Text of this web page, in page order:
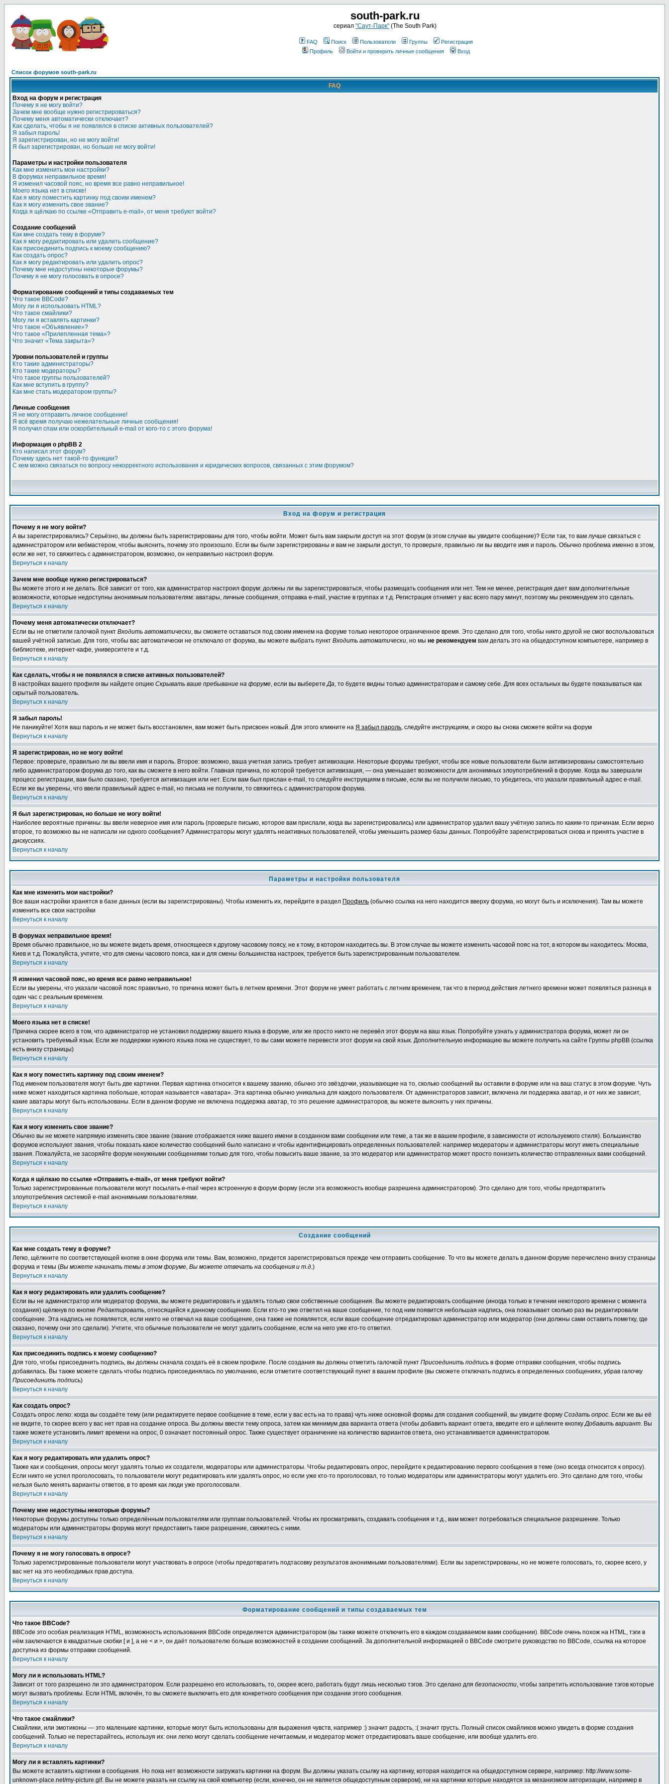
south-park.ru
сериал "Саут-Парк" (The South Park)
FAQ Поиск Пользователи Группы
Регистрация
Профиль
Войти и проверить личные сообщения Вход
Список форумов south-park.ru
FAQ
Вход на форум и регистрация
Почему я не могу войти?
Зачем мне вообще нужно регистрироваться?
Почему меня автоматически отключает?
Как сделать, чтобы я не появлялся в списке активных пользователей?
Я забыл пароль!
Я зарегистрирован, но не могу войти!
Я был зарегистрирован, но больше не могу войти!
Параметры и настройки пользователя
Как мне изменить мои настройки?
В форумах неправильное время!
Я изменил часовой пояс, но время все равно неправильное!
Моего языка нет в списке!
Как я могу поместить картинку под своим именем?
Как я могу изменить свое звание?
Когда я щёлкаю по ссылке «Отправить e-mail», от меня требуют войти?
Создание сообщений
Как мне создать тему в форуме?
Как я могу редактировать или удалить сообщение?
Как присоединить подпись к моему сообщению?
Как создать опрос?
Как я могу редактировать или удалить опрос?
Почему мне недоступны некоторые форумы?
Почему я не могу голосовать в опросе?
Форматирование сообщений и типы создаваемых тем
Что такое BBCode?
Могу ли я использовать HTML?
Что такое смайлики?
Могу ли я вставлять картинки?
Что такое «Объявление»?
Что такое «Прилепленная тема»?
Что значит «Тема закрыта»?
Уровни пользователей и группы
Кто такие администраторы?
Кто такие модераторы?
Что такое группы пользователей?
Как мне вступить в группу?
Как мне стать модератором группы?
Личные сообщения
Я не могу отправить личное сообщение!
Я всё время получаю нежелательные личные сообщения!
Я получил спам или оскорбительный e-mail от кого-то с этого форума!
Информация о phpBB 2
Кто написал этот форум?
Почему здесь нет такой-то функции?
С кем можно связаться по вопросу некорректного использования и юридических вопросов, связанных с этим форумом?
Вход на форум и регистрация
Почему я не могу войти?
А вы зарегистрировались? Серьёзно, вы должны быть зарегистрированы для того, чтобы войти. Может быть вам закрыли доступ на этот форум (в этом случае вы увидите сообщение)? Если так, то вам лучше связаться с
администратором или вебмастером, чтобы выяснить, почему это произошло. Если вы были зарегистрированы и вам не закрыли доступ, то проверьте, правильно ли вы вводите имя и пароль. Обычно проблема именно в этом,
если же нет, то свяжитесь с администратором, возможно, он неправильно настроил форум.
Вернуться к началу
Зачем мне вообще нужно регистрироваться?
Вы можете этого и не делать. Всё зависит от того, как администратор настроил форум: должны ли вы зарегистрироваться, чтобы размещать сообщения или нет. Тем не менее, регистрация дает вам дополнительные
возможности, которые недоступны анонимным пользователям: аватары, личные сообщения, отправка e-mail, участие в группах и т.д. Регистрация отнимет у вас всего пару минут, поэтому мы рекомендуем это сделать.
Вернуться к началу
Почему меня автоматически отключает?
Если вы не отметили галочкой пункт Входить автоматически, вы сможете оставаться под своим именем на форуме только некоторое ограниченное время. Это сделано для того, чтобы никто другой не смог воспользоваться
вашей учётной записью. Для того, чтобы вас автоматически не отключало от форума, вы можете выбрать пункт Входить автоматически, но мы не рекомендуем вам делать это на общедоступном компьютере, например в
библиотеке, интернет-кафе, университете и т.д.
Вернуться к началу
Как сделать, чтобы я не появлялся в списке активных пользователей?
В настройках вашего профиля вы найдете опцию Скрывать ваше пребывание на форуме, если вы выберетеДа, то будете видны только администраторам и самому себе. Для всех остальных вы будете показываться как
скрытый пользователь.
Вернуться к началу
Я забыл пароль!
Не паникуйте! Хотя ваш пароль и не может быть восстановлен, вам может быть присвоен новый. Для этого кликните на Я забыл пароль, следуйте инструкциям, и скоро вы снова сможете войти на форум
Вернуться к началу
Я зарегистрирован, но не могу войти!
Первое: проверьте, правильно ли вы ввели имя и пароль. Второе: возможно, ваша учетная запись требует активизации. Некоторые форумы требуют, чтобы все новые пользователи были активизированы самостоятельно
либо администратором форума до того, как вы сможете в него войти. Главная причина, по которой требуется активизация, — она уменьшает возможности для анонимных злоупотреблений в форуме. Когда вы завершали
процесс регистрации, вам было сказано, требуется активизация или нет. Если вам был прислан e-mail, то следуйте инструкциям в письме, если вы не получили письмо, то убедитесь, что указали правильный адрес e-mail.
Если же вы уверены, что ввели правильный адрес e-mail, но письма не получили, то свяжитесь с администратором форума.
Вернуться к началу
Я был зарегистрирован, но больше не могу войти!
Наиболее вероятные причины: вы ввели неверное имя или пароль (проверьте письмо, которое вам прислали, когда вы зарегистрировались) или администратор удалил вашу учётную запись по каким-то причинам. Если верно
второе, то возможно вы не написали ни одного сообщения? Администраторы могут удалять неактивных пользователей, чтобы уменьшить размер базы данных. Попробуйте зарегистрироваться снова и принять участие в
дискуссиях.
Вернуться к началу
Параметры и настройки пользователя
Как мне изменить мои настройки?
Все ваши настройки хранятся в базе данных (если вы зарегистрированы). Чтобы изменить их, перейдите в раздел Профиль (обычно ссылка на него находится вверху форума, но могут быть и исключения). Там вы можете
изменить все свои настройки
Вернуться к началу
В форумах неправильное время!
Время обычно правильное, но вы можете видеть время, относящееся к другому часовому поясу, не к тому, в котором находитесь вы. В этом случае вы можете изменить часовой пояс на тот, в котором вы находитесь: Москва,
Киев и т.д. Пожалуйста, учтите, что для смены часового пояса, как и для смены большинства настроек, требуется быть зарегистрированным пользователем.
Вернуться к началу
Я изменил часовой пояс, но время все равно неправильное!
Если вы уверены, что указали часовой пояс правильно, то причина может быть в летнем времени. Этот форум не умеет работать с летним временем, так что в период действия летнего времени может появляться разница в
один час с реальным временем.
Вернуться к началу
Моего языка нет в списке!
Причина скорее всего в том, что администратор не установил поддержку вашего языка в форуме, или же просто никто не перевёл этот форум на ваш язык. Попробуйте узнать у администратора форума, может ли он
установить требуемый язык. Если же поддержки нужного языка пока не существует, то вы сами можете перевести этот форум на свой язык. Дополнительную информацию вы можете получить на сайте Группы phpBB (ссылка
есть внизу страницы)
Вернуться к началу
Как я могу поместить картинку под своим именем?
Под именем пользователя могут быть две картинки. Первая картинка относится к вашему званию, обычно это звёздочки, указывающие на то, сколько сообщений вы оставили в форуме или на ваш статус в этом форуме. Чуть
ниже может находиться картинка побольше, которая называется «аватара». Эта картинка обычно уникальна для каждого пользователя. От администраторов зависит, включена ли поддержка аватар, и от них же зависит,
какие аватары могут быть использованы. Если в данном форуме не включена поддержка аватар, то это решение администраторов, вы можете выяснить у них причины.
Вернуться к началу
Как я могу изменить свое звание?
Обычно вы не можете напрямую изменить свое звание (звание отображается ниже вашего имени в созданном вами сообщении или теме, а так же в вашем профиле, в зависимости от используемого стиля). Большинство
форумов используют звания, чтобы показать какое количество сообщений было написано и чтобы идентифицировать определенных пользователей: например модераторы и администраторы могут иметь специальные
звания. Пожалуйста, не засоряйте форум ненужными сообщениями только для того, чтобы повысить ваше звание, за это модератор или администратор может просто понизить количество отправленных вами сообщений.
Вернуться к началу
Когда я щёлкаю по ссылке «Отправить e-mail», от меня требуют войти?
Только зарегистрированные пользователи могут посылать e-mail через встроенную в форум форму (если эта возможность вообще разрешена администратором). Это сделано для того, чтобы предотвратить
злоупотребления системой e-mail анонимными пользователями.
Вернуться к началу
Создание сообщений
Как мне создать тему в форуме?
Легко, щёлкните по соответствующей кнопке в окне форума или темы. Вам, возможно, придется зарегистрироваться прежде чем отправить сообщение. То что вы можете делать в данном форуме перечислено внизу страницы
форума и темы (Вы можете начинать темы в этом форуме, Вы можете отвечать на сообщения и т.д.)
Вернуться к началу
Как я могу редактировать или удалить сообщение?
Если вы не администратор или модератор форума, вы можете редактировать и удалять только свои собственные сообщения. Вы можете редактировать сообщение (иногда только в течении некоторого времени с момента
создания) щёлкнув по кнопке Редактировать, относящейся к данному сообщению. Если кто-то уже ответил на ваше сообщение, то под ним появится небольшая надпись, она показывает сколько раз вы редактировали
сообщение. Эта надпись не появляется, если никто не отвечал на ваше сообщение, она также не появляется, если ваше сообщение отредактировал администратор или модератор (они должны сами оставить пометку, где
сказано, почему они это сделали). Учтите, что обычные пользователи не могут удалить сообщение, если на него уже кто-то ответил.
Вернуться к началу
Как присоединить подпись к моему сообщению?
Для того, чтобы присоединить подпись, вы должны сначала создать её в своем профиле. После создания вы должны отметить галочкой пункт Присоединить подпись в форме отправки сообщения, чтобы подпись
добавилась. Вы также можете сделать чтобы подпись присоединялась по умолчанию, если отметите соответствующий пункт в вашем профиле (вы сможете отключать подпись в определенных сообщениях, убрав галочку
Присоединить подпись)
Вернуться к началу
Как создать опрос?
Создать опрос легко: когда вы создаёте тему (или редактируете первое сообщение в теме, если у вас есть на то права) чуть ниже основной формы для создания сообщений, вы увидите форму Создать опрос. Если же вы её
не видите, то скорее всего у вас нет прав на создание опроса. Вы должны ввести тему опроса, затем как минимум два варианта ответа (чтобы добавить вариант ответа, введите его и щёлкните кнопкуДобавить вариант. Вы
также можете установить лимит времени на опрос, 0 означает постоянный опрос. Также существует ограничение на количество вариантов ответа, оно устанавливается администратором.
Вернуться к началу
Как я могу редактировать или удалить опрос?
Также как и сообщения, опросы могут удалять только их создатели, модераторы или администраторы. Чтобы редактировать опрос, перейдите к редактированию первого сообщения в теме (оно всегда относится к опросу).
Если никто не успел проголосовать, то пользователи могут редактировать или удалять опрос, но если уже кто-то проголосовал, то только модераторы или администраторы могут удалить его. Это сделано для того, чтобы
нельзя было менять варианты ответов, в то время как люди уже проголосовали.
Вернуться к началу
Почему мне недоступны некоторые форумы?
Некоторые форумы доступны только определённым пользователям или группам пользователей. Чтобы их просматривать, создавать сообщения и т.д., вам может потребоваться специальное разрешение. Только
модераторы или администраторы форума могут предоставить такое разрешение, свяжитесь с ними.
Вернуться к началу
Почему я не могу голосовать в опросе?
Только зарегистрированные пользователи могут участвовать в опросе (чтобы предотвратить подтасовку результатов анонимными пользователями). Если вы зарегистрированы, но не можете голосовать, то, скорее всего, у
вас нет на это необходимых прав доступа.
Вернуться к началу
Форматирование сообщений и типы создаваемых тем
Что такое BBCode?
BBCode это особая реализация HTML, возможность использования BBCode определяется администратором (вы также можете отключить его в каждом создаваемом вами сообщении). BBCode очень похож на HTML, тэги в
нём заключаются в квадратные скобки [ и ], а не < и >, он даёт пользователю больше возможностей в создании сообщений. За дополнительной информацией о BBCode смотрите руководство по BBCode, ссылка на которое
доступна из формы отправки сообщений.
Вернуться к началу
Могу ли я использовать HTML?
Зависит от того разрешено ли это администратором. Если разрешено его использовать, то, скорее всего, работать будут лишь несколько тэгов. Это сделано для безопасности, чтобы запретить использование тэгов которые
могут вызвать проблемы. Если HTML включён, то вы сможете выключить его для конкретного сообщения при создании этого сообщения.
Вернуться к началу
Что такое смайлики?
Смайлики, или эмотиконы — это маленькие картинки, которые могут быть использованы для выражения чувств, например :) значит радость, :( значит грусть. Полный список смайликов можно увидеть в форме создания
сообщений. Только не перестарайтесь, используя их: они легко могут сделать сообщение нечитаемым, и модератор может отредактировать ваше сообщение, или вообще удалить его.
Вернуться к началу
Могу ли я вставлять картинки?
Вы можете вставлять картинки в сообщения. Но пока нет возможности загружать картинки на форум. Вы должны указать ссылку на картинку, которая находится на общедоступном сервере, например: http://www.some-
unknown-place.net/my-picture.gif. Вы не можете указать ни ссылку на свой компьютер (если, конечно, он не является общедоступным сервером), ни на картинки которые находятся за механизмом авторизации, например в